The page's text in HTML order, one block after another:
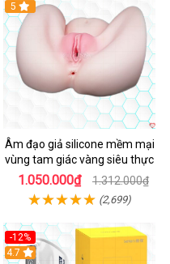
Hot
5
Âm đạo giả silicone mềm mại
vùng tam giác vàng siêu thực
1.050.000₫ 1.312.000₫
(2,699)
-12%
Hot
4.7